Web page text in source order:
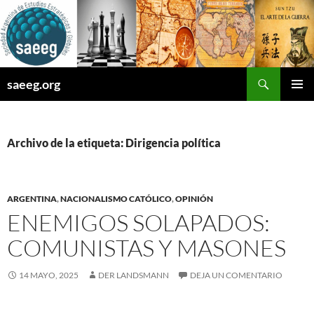
Saltar
al
contenido
saeeg.org
Archivo de la etiqueta: Dirigencia política
ARGENTINA,NACIONALISMO CATÓLICO,OPINIÓN
ENEMIGOS SOLAPADOS:
COMUNISTAS Y MASONES
14 MAYO, 2025 DER LANDSMANN DEJA UN COMENTARIO